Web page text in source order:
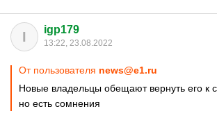
I igp179
13:22, 23.08.2022
От пользователя news@e1.ru
Новые владельцы обещают вернуть его к
но есть сомнения